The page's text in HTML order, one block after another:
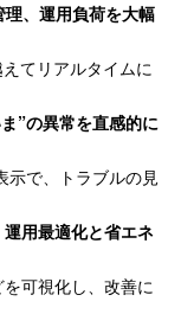
理、運用負荷を大幅
てリアルタイムに
”の異常を直感的に
示で、トラブルの見
用最適化と省エネ
可視化し、改善に